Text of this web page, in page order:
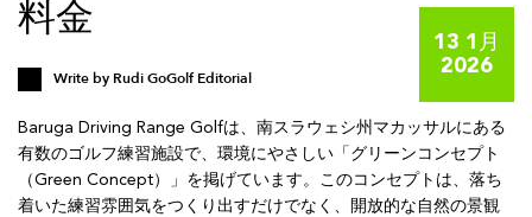
料金
13 1月
2026
Write by Rudi GoGolf Editorial
Baruga Driving Range Golfは、南スラウェシ州マカッサルにある
有数のゴルフ練習施設で、環境にやさしい「グリーンコンセプト
（Green Concept）」を掲げています。このコンセプトは、落ち
着いた練習雰囲気をつくり出すだけでなく、開放的な自然の景観